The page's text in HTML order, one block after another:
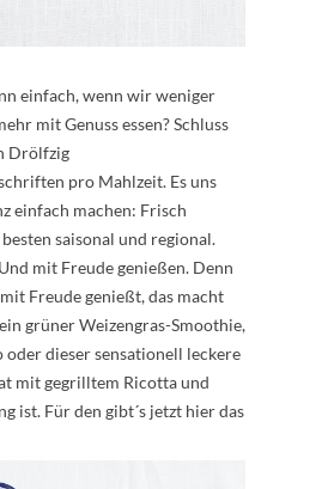
einfach, wenn wir weniger
mit Genuss essen? Schluss
Drölfzig
pro Mahlzeit. Es uns
einfach machen: Frisch
saisonal und regional.
mit Freude genießen. Denn
mit Freude genießt, das macht
grüner Weizengras-Smoothie,
oder dieser sensationell leckere
mit gegrilltem Ricotta und
ist. Für den gibt´s jetzt hier das